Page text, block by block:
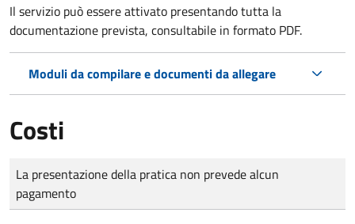
Il servizio può essere attivato presentando tutta la
documentazione prevista, consultabile in formato PDF.
Moduli da compilare e documenti da allegare
Costi
Tipo di pagamento
Importo
La presentazione della pratica non prevede alcun
pagamento